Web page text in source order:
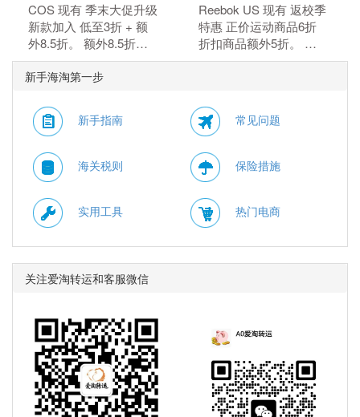
COS 现有 季末大促升级
新款加入 低至3折 + 额
外8.5折。 额外8.5折，
需要使用优惠码：
MAY15。 优惠随时可能
Reebok US 现有 返校季
特惠 正价运动商品6折
折扣商品额外5折。 正
价商品6折，折扣商品额
新手海淘第一步
新手指南 常见问题
海关税则 保险措施
实用工具 热门电商
关注爱淘转运和客服微信